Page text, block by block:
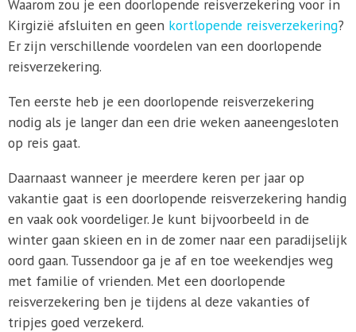
Waarom zou je een doorlopende reisverzekering voor in
Kirgizië afsluiten en geen kortlopende reisverzekering?
Er zijn verschillende voordelen van een doorlopende
reisverzekering.
Ten eerste heb je een doorlopende reisverzekering
nodig als je langer dan een drie weken aaneengesloten
op reis gaat.
Daarnaast wanneer je meerdere keren per jaar op
vakantie gaat is een doorlopende reisverzekering handig
en vaak ook voordeliger. Je kunt bijvoorbeeld in de
winter gaan skieen en in de zomer naar een paradijselijk
oord gaan. Tussendoor ga je af en toe weekendjes weg
met familie of vrienden. Met een doorlopende
reisverzekering ben je tijdens al deze vakanties of
tripjes goed verzekerd.